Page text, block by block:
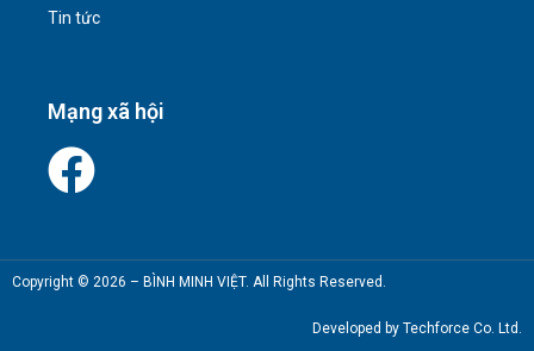
Tin tức
Mạng xã hội
Copyright © 2026 – BÌNH MINH VIỆT. All Rights Reserved.
Developed by Techforce Co. Ltd.